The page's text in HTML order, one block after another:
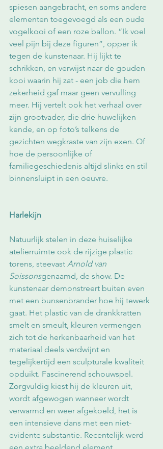
spiesen aangebracht, en soms andere
elementen toegevoegd als een oude
vogelkooi of een roze ballon. “Ik voel
veel pijn bij deze figuren”, opper ik
tegen de kunstenaar. Hij lijkt te
schrikken, en verwijst naar de gouden
kooi waarin hij zat - een job die hem
zekerheid gaf maar geen vervulling
meer. Hij vertelt ook het verhaal over
zijn grootvader, die drie huwelijken
kende, en op foto’s telkens de
gezichten wegkraste van zijn exen. Of
hoe de persoonlijke of
familiegeschiedenis altijd slinks en stil
binnensluipt in een oeuvre.
Harlekijn
Natuurlijk stelen in deze huiselijke
atelierruimte ook de rijzige plastic
torens, steevast Arnold van
Soissonsgenaamd, de show. De
kunstenaar demonstreert buiten even
met een bunsenbrander hoe hij tewerk
gaat. Het plastic van de drankkratten
smelt en smeult, kleuren vermengen
zich tot de herkenbaarheid van het
materiaal deels verdwijnt en
tegelijkertijd een sculpturale kwaliteit
opduikt. Fascinerend schouwspel.
Zorgvuldig kiest hij de kleuren uit,
wordt afgewogen wanneer wordt
verwarmd en weer afgekoeld, het is
een intensieve dans met een niet-
evidente substantie. Recentelijk werd